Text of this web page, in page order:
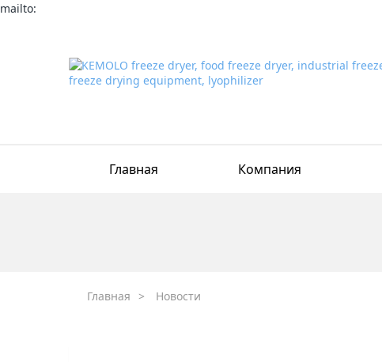
mailto:
Главная Компания
Главная > Новости